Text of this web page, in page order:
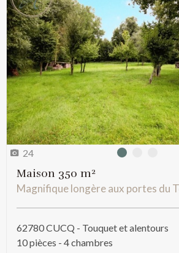
24 Photo 0
Maison 350 m²
Magnifique longère aux portes du
62780 CUCQ - Touquet et alentours
10 pièces - 4 chambres